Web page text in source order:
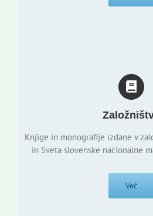
Knjige in monografije izdane v
in Sveta slovenske nacionalne
Več